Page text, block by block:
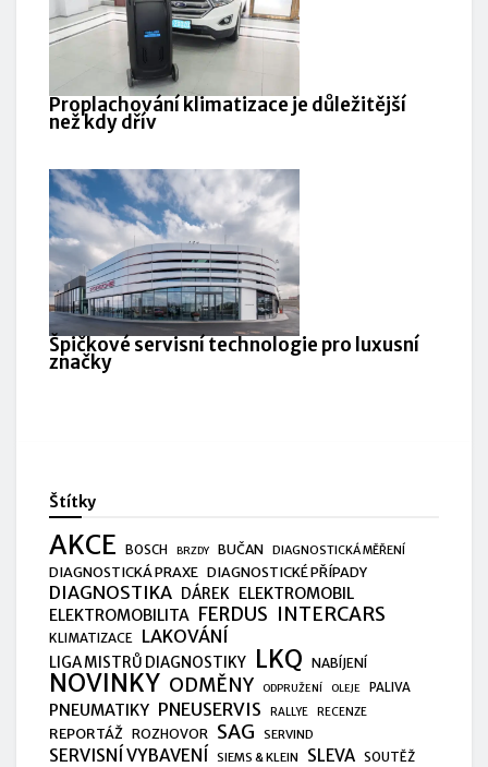
Proplachování klimatizace je důležitější
než kdy dřív
Špičkové servisní technologie pro luxusní
značky
Štítky
AKCE BOSCH BRZDY BUČAN DIAGNOSTICKÁ MĚŘENÍ
DIAGNOSTICKÁ PRAXE DIAGNOSTICKÉ PŘÍPADY
DIAGNOSTIKA DÁREK ELEKTROMOBIL
ELEKTROMOBILITA FERDUS INTERCARS
KLIMATIZACE LAKOVÁNÍ
LIGA MISTRŮ DIAGNOSTIKY LKQ NABÍJENÍ
NOVINKY ODMĚNY ODPRUŽENÍ OLEJE PALIVA
PNEUMATIKY PNEUSERVIS RALLYE RECENZE
REPORTÁŽ ROZHOVOR SAG SERVIND
SERVISNÍ VYBAVENÍ SIEMS & KLEIN SLEVA SOUTĚŽ